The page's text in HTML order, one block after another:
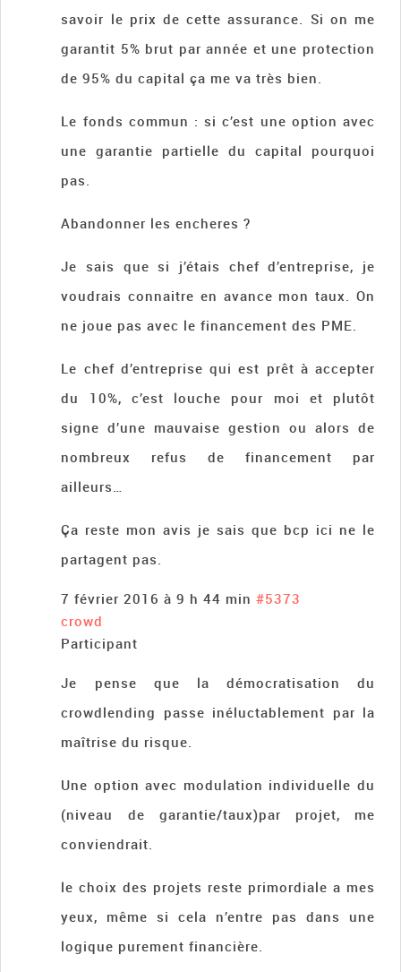
savoir le prix de cette assurance. Si on me
garantit 5% brut par année et une protection
de 95% du capital ça me va très bien.
Le fonds commun : si c’est une option avec
une garantie partielle du capital pourquoi
pas.
Abandonner les encheres ?
Je sais que si j’étais chef d’entreprise, je
voudrais connaitre en avance mon taux. On
ne joue pas avec le financement des PME.
Le chef d’entreprise qui est prêt à accepter
du 10%, c’est louche pour moi et plutôt
signe d’une mauvaise gestion ou alors de
nombreux refus de financement par
ailleurs…
Ça reste mon avis je sais que bcp ici ne le
partagent pas.
7 février 2016 à 9 h 44 min #5373
crowd
Participant
Je pense que la démocratisation du
crowdlending passe inéluctablement par la
maîtrise du risque.
Une option avec modulation individuelle du
(niveau de garantie/taux)par projet, me
conviendrait.
le choix des projets reste primordiale a mes
yeux, même si cela n’entre pas dans une
logique purement financière.